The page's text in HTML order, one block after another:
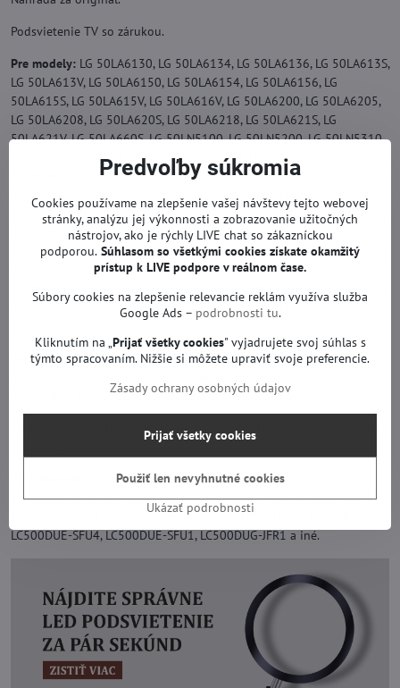
Podsvietenie TV so zárukou.
Pre modely: LG 50LA6130, LG 50LA6134, LG 50LA6136, LG 50LA613S,
LG 50LA613V, LG 50LA6150, LG 50LA6154, LG 50LA6156, LG
50LA615S, LG 50LA615V, LG 50LA616V, LG 50LA6200, LG 50LA6205,
LG 50LA6208, LG 50LA620S, LG 50LA6218, LG 50LA621S, LG
50LA621V, LG 50LA660S, LG 50LN5100, LG 50LN5200, LG 50LN5310,
LG 50LN5400, LG 50LN5403, LG 50LN5404, LG 50LN5405, LG
50LN5406, LG 50LN540B, LG 50LN540R, LG 50LN540S, LG 50LN540U,
LG 50LN541U, LG 50LN541V, LG 50LN550V, LG 50LN5700, LG
50LN5705, LG 50LN5707, LG 50LN5708, LG 50LN570R, LG 50LN570S,
LG 50LN570U, LG 50LN5750, LG 50LN5755, LG 50LN5757, LG
50LN5758, LG 50LN575R, LG 50LN575S, LG 50LN575U, LG 50LN5778,
LG 50LN577S, LG 50LN577V, LG 50LN5788, LG 50LN578S, LG
50LN578V, LG 50LN6100, LG 50LN6105, LG 50LN6108, LG 50LN610S,
LG 50LN610V, LG 50LN6130, LG 50LN6134, LG 50LN6136, LG
PANASONIC TX-L50BL6, PANASONIC TX-L50B6E, PANASONIC TX-
PANASONIC TX-L50BL6E, PANASONIC TX-L50BLW6 a iné.
TOSHIBA 50L4333D, TOSHIBA 50L4363D, TOSHIBA 50L2333, TOSHIBA
LC500DUE-SFU1, LC500DUE-SFR1, LC500DUE-SFR2,
LC500DUE-SFR2, LC500DUE-SFR1, LC500DUE-SFU2, LC500DUE-SFR3,
LC500DUE-SFR4, LC500DUE-SFU3, LC500DUE-SFU4, LC500DUE-SFU3,
LC500DUE-SFU4, LC500DUE-SFU1, LC500DUG-JFR1 a iné.
Predvoľby súkromia
Cookies používame na zlepšenie vašej návštevy tejto webovej
stránky, analýzu jej výkonnosti a zobrazovanie užitočných
nástrojov, ako je rýchly LIVE chat so zákazníckou
podporou. Súhlasom so všetkými cookies získate okamžitý
prístup k LIVE podpore v reálnom čase.
Súbory cookies na zlepšenie relevancie reklám využíva služba
Google Ads – podrobnosti tu.
Kliknutím na „ Prijať všetky cookies" vyjadrujete svoj súhlas s
týmto spracovaním. Nižšie si môžete upraviť svoje preferencie.
Zásady ochrany osobných údajov
Ukázať podrobnosti
Prijať všetky cookies
Použiť len nevyhnutné cookies